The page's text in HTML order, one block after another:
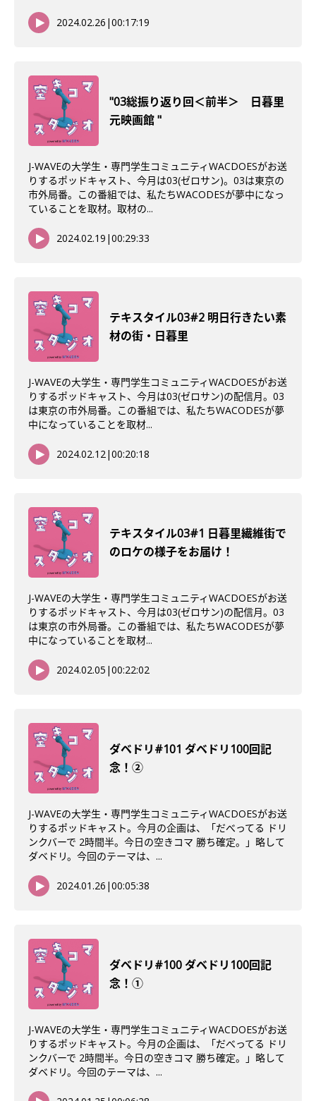
2024.02.26 |00:17:19
"03総振り返り回＜前半＞ 日暮里
元映画館 "
J-WAVEの大学生・専門学生コミュニティWACDOESがお送
りするポッドキャスト、今月は03(ゼロサン)。03は東京の
市外局番。この番組では、私たちWACODESが夢中になっ
ていることを取材。取材の...
2024.02.19 |00:29:33
テキスタイル03#2 明日行きたい素
材の街・日暮里
J-WAVEの大学生・専門学生コミュニティWACDOESがお送
りするポッドキャスト、今月は03(ゼロサン)の配信月。03
は東京の市外局番。この番組では、私たちWACODESが夢
中になっていることを取材...
2024.02.12|00:20:18
テキスタイル03#1 日暮里繊維街で
のロケの様子をお届け！
J-WAVEの大学生・専門学生コミュニティWACDOESがお送
りするポッドキャスト、今月は03(ゼロサン)の配信月。03
は東京の市外局番。この番組では、私たちWACODESが夢
中になっていることを取材...
2024.02.05 |00:22:02
ダベドリ#101 ダベドリ100回記
念！②
J-WAVEの大学生・専門学生コミュニティWACDOESがお送
りするポッドキャスト。今月の企画は、「だべってる ドリ
ンクバーで 2時間半。今日の空きコマ 勝ち確定。」略して
ダベドリ。今回のテーマは、...
2024.01.26 |00:05:38
ダベドリ#100 ダベドリ100回記
念！①
J-WAVEの大学生・専門学生コミュニティWACDOESがお送
りするポッドキャスト。今月の企画は、「だべってる ドリ
ンクバーで 2時間半。今日の空きコマ 勝ち確定。」略して
ダベドリ。今回のテーマは、...